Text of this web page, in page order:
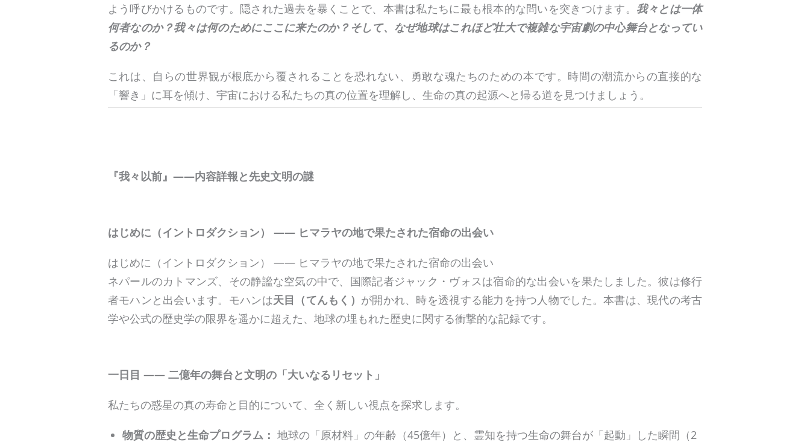
よう呼びかけるものです。隠された過去を暴くことで、本書は私たちに最も根本的な問いを突きつけます。 我々とは一体
何者なのか？我々は何のためにここに来たのか？そして、なぜ地球はこれほど壮大で複雑な宇宙劇の中心舞台となってい
るのか？
これは、自らの世界観が根底から覆されることを恐れない、勇敢な魂たちのための本です。時間の潮流からの直接的な
「響き」に耳を傾け、宇宙における私たちの真の位置を理解し、生命の真の起源へと帰る道を見つけましょう。
『我々以前』——内容詳報と先史文明の謎
はじめに（イントロダクション） —— ヒマラヤの地で果たされた宿命の出会い
はじめに（イントロダクション） —— ヒマラヤの地で果たされた宿命の出会い
ネパールのカトマンズ、その静謐な空気の中で、国際記者ジャック・ヴォスは宿命的な出会いを果たしました。彼は修行
者モハンと出会います。モハンは天目（てんもく） が開かれ、時を透視する能力を持つ人物でした。本書は、現代の考古
学や公式の歴史学の限界を遥かに超えた、地球の埋もれた歴史に関する衝撃的な記録です。
一日目 —— 二億年の舞台と文明の「大いなるリセット」
私たちの惑星の真の寿命と目的について、全く新しい視点を探求します。
物質の歴史と生命プログラム： 地球の「原材料」の年齢（45億年）と、霊知を持つ生命の舞台が「起動」した瞬間（2